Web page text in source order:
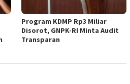
Program KDMP Rp3 Miliar
Disorot, GNPK-RI Minta Audit
Transparan